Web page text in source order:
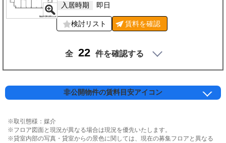
入居時期
即日
検討リスト 賃料を確認
全 22 件を確認する
非公開物件の賃料目安アイコン
※取引態様：媒介
※フロア図面と現況が異なる場合は現況を優先いたします。
※貸室内部の写真・貸室からの景色に関しては、現在の募集フロアと異なる